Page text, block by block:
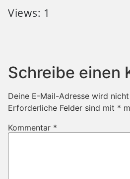
Views: 1
Schreibe einen
Deine E-Mail-Adresse wird
Erforderliche Felder sind mit *
Kommentar *